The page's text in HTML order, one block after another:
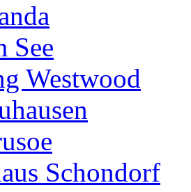
See
Westwood
Schondorf